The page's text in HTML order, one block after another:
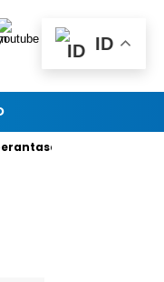
Korupsi (KPK)
ID